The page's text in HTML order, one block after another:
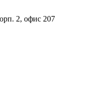
2, офис 207